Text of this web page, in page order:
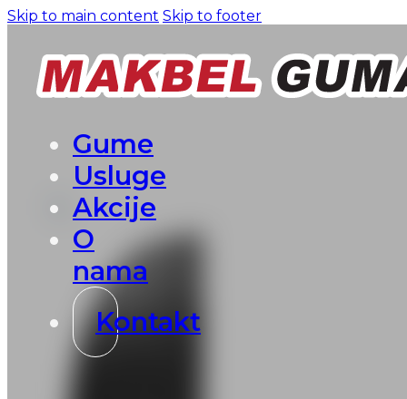
Skip to main content Skip to footer
Gume
Usluge
Akcije
O
nama
Kontakt